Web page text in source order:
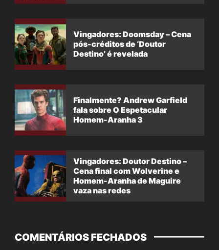
Vingadores: Doomsday – Cena
pós-créditos de ‘Doutor
Destino’ é revelada
Finalmente? Andrew Garfield
fala sobre O Espetacular
Homem-Aranha 3
Vingadores: Doutor Destino –
Cena final com Wolverine e
Homem-Aranha de Maguire
vaza nas redes
COMENTÁRIOS FECHADOS